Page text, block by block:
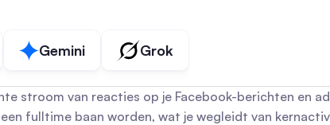
Gemini Grok
stroom van reacties op je Facebook-berichten en
fulltime baan worden, wat je wegleidt van